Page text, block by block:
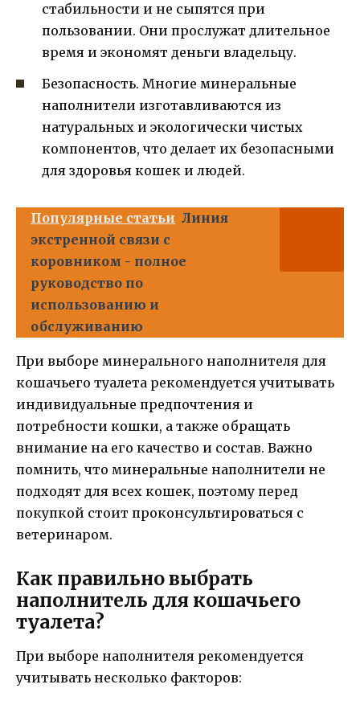
стабильности и не сыпятся при
пользовании. Они прослужат длительное
время и экономят деньги владельцу.
Безопасность. Многие минеральные
наполнители изготавливаются из
натуральных и экологически чистых
компонентов, что делает их безопасными
для здоровья кошек и людей.
Популярные статьи Линия
экстренной связи с
коровником - полное
руководство по
использованию и
обслуживанию
При выборе минерального наполнителя для
кошачьего туалета рекомендуется учитывать
индивидуальные предпочтения и
потребности кошки, а также обращать
внимание на его качество и состав. Важно
помнить, что минеральные наполнители не
подходят для всех кошек, поэтому перед
покупкой стоит проконсультироваться с
ветеринаром.
Как правильно выбрать
наполнитель для кошачьего
туалета?
При выборе наполнителя рекомендуется
учитывать несколько факторов: